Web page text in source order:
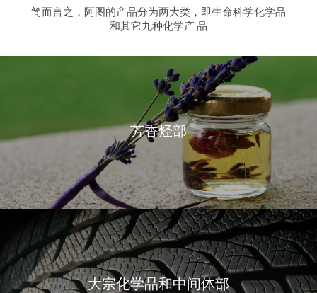
简而言之，阿图的产品分为两大类，即生命科学化学品
和其它九种化学产 品
芳香烃部
大宗化学品和中间体部